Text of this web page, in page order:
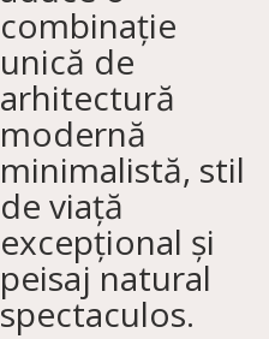
combinație
unică de
arhitectură
modernă
minimalistă, stil
de viață
excepțional și
peisaj natural
spectaculos.